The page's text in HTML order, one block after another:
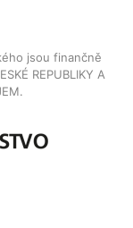
jsou finančně
REPUBLIKY A